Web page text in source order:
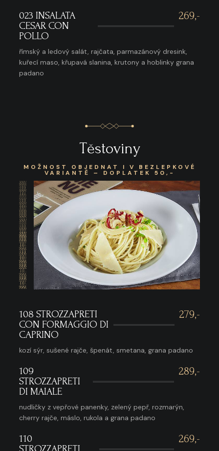
023 INSALATA
CESAR CON
POLLO
269,-
římský a ledový salát, rajčata, parmazánový dresink,
kuřecí maso, křupavá slanina, krutony a hoblinky grana
padano
Těstoviny
MOŽNOST OBJEDNAT I V BEZLEPKOVÉ
VARIANTĚ – DOPLATEK 50,-
108 STROZZAPRETI
CON FORMAGGIO DI
CAPRINO
279,-
kozí sýr, sušené rajče, špenát, smetana, grana padano
109
STROZZAPRETI
DI MAIALE
289,-
nudličky z vepřové panenky, zelený pepř, rozmarýn,
cherry rajče, máslo, rukola a grana padano
110
STROZZAPRETI
269,-